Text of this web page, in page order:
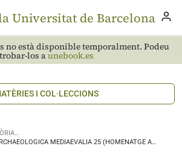
no està disponible temporalment. Podeu
trobar-los aunebook.es
I COL·LECCIONS
MEDIAEVALIA 25 (HOMENATGE A…